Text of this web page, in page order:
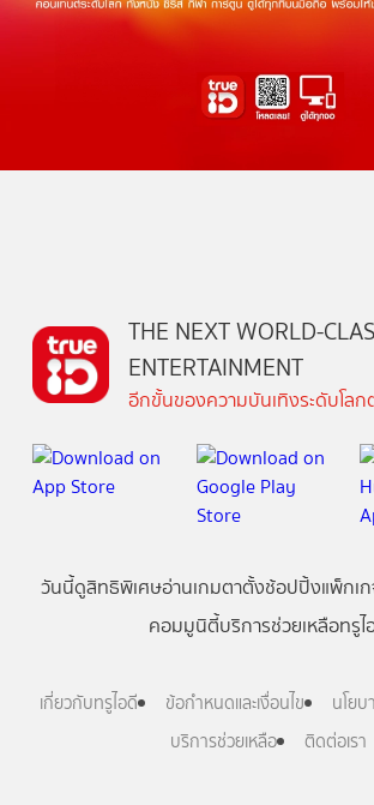
THE NEXT WORLD-
ENTERTAINMENT
อีกขั้นของความบันเทิงระดับโล
วันนี้ดูสิทธิพิเศษอ่านเกมตาตั้งช้อปปิ้งแพ็กเ
คอมมูนิตี้บริการช่วยเหลือทรูไ
เกี่ยวกับทรูไอดี ข้อกำหนดและเงื่อนไข
นโย
บริการช่วยเหลือ
ติดต่อเรา